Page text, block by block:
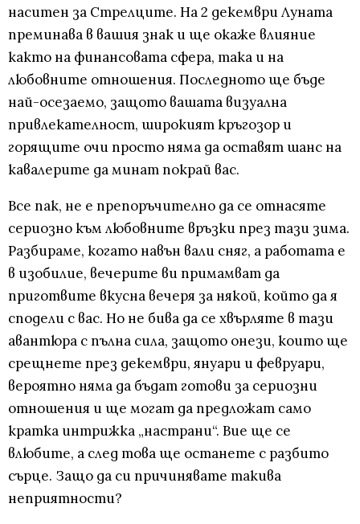
наситен за Стрелците. На 2 декември Луната
преминава в вашия знак и ще окаже влияние
както на финансовата сфера, така и на
любовните отношения. Последното ще бъде
най-осезаемо, защото вашата визуална
привлекателност, широкият кръгозор и
горящите очи просто няма да оставят шанс на
кавалерите да минат покрай вас.
Все пак, не е препоръчително да се отнасяте
сериозно към любовните връзки през тази зима.
Разбираме, когато навън вали сняг, а работата е
в изобилие, вечерите ви примамват да
приготвите вкусна вечеря за някой, който да я
сподели с вас. Но не бива да се хвърляте в тази
авантюра с пълна сила, защото онези, които ще
срещнете през декември, януари и февруари,
вероятно няма да бъдат готови за сериозни
отношения и ще могат да предложат само
кратка интрижка „настрани“. Вие ще се
влюбите, а след това ще останете с разбито
сърце. Защо да си причинявате такива
неприятности?